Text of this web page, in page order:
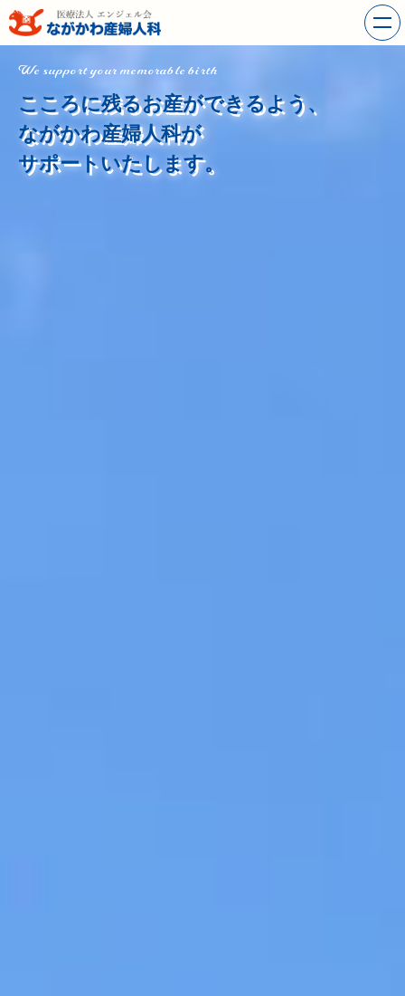
We support your memorable birth
こころに残るお産ができるよう、
ながかわ産婦人科が
サポートいたします。